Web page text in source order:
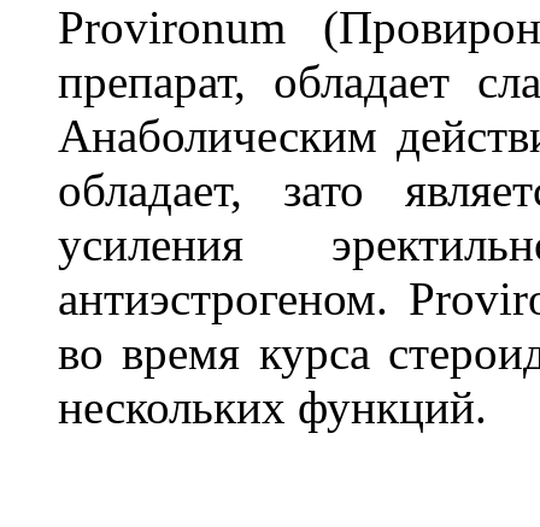
Provironum
препарат, обладает
Анаболическим
обладает, зато
усиления
антиэстрогеном.
во время курса
нескольких функций.